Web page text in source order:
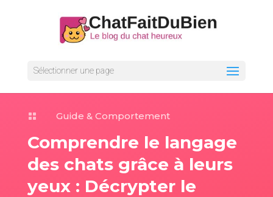
Sélectionner une page
 Guide & Comportement
Comprendre le langage
des chats grâce à leurs
yeux : Décrypter le